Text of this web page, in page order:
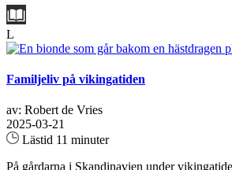
L
Familjeliv på vikingatiden
av: Robert de Vries
2025-03-21
Lästid 11 minuter
På gårdarna i Skandinavien under